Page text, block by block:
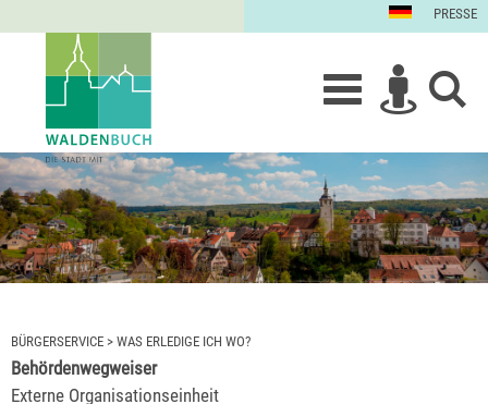
PRESSE
BÜRGERSERVICE > WAS ERLEDIGE ICH WO?
Behördenwegweiser
Externe Organisationseinheit